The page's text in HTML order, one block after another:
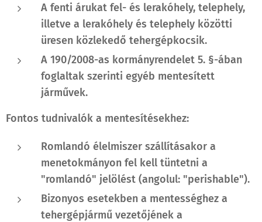
A fenti árukat fel- és lerakóhely, telephely,
illetve a lerakóhely és telephely közötti
üresen közlekedő tehergépkocsik.
A 190/2008-as kormányrendelet 5. §-ában
foglaltak szerinti egyéb mentesített
járművek.
Fontos tudnivalók a mentesítésekhez:
Romlandó élelmiszer szállításakor a
menetokmányon fel kell tüntetni a
"romlandó" jelölést (angolul: "perishable").
Bizonyos esetekben a mentességhez a
tehergépjármű vezetőjének a